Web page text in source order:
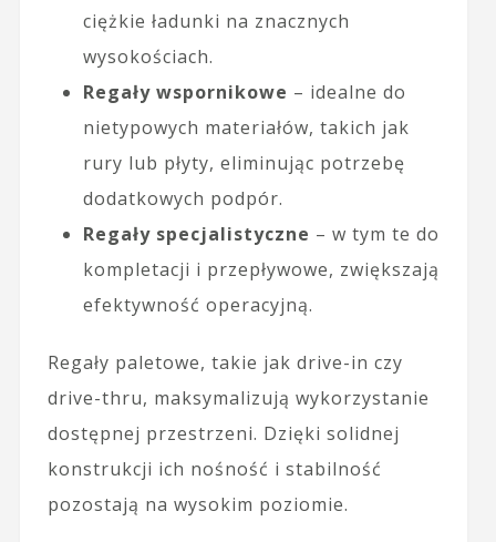
ciężkie ładunki na znacznych
wysokościach.
Regały wspornikowe – idealne do
nietypowych materiałów, takich jak
rury lub płyty, eliminując potrzebę
dodatkowych podpór.
Regały specjalistyczne – w tym te do
kompletacji i przepływowe, zwiększają
efektywność operacyjną.
Regały paletowe, takie jak drive-in czy
drive-thru, maksymalizują wykorzystanie
dostępnej przestrzeni. Dzięki solidnej
konstrukcji ich nośność i stabilność
pozostają na wysokim poziomie.